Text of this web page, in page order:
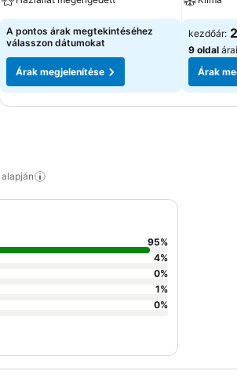
A pontos árak megtekintéséhez
válasszon dátumokat
Árak megjelenítése
kezdőár:
9 oldal
Árak
alapján
95%
4%
0%
1%
0%